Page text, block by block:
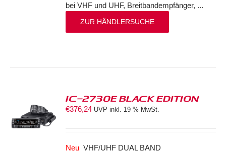
bei VHF und UHF, Breitbandempfänger, ...
ZUR HÄNDLERSUCHE
IC-2730E BLACK EDITION
€376,24 UVP inkl. 19 % MwSt.
Neu VHF/UHF DUAL BAND